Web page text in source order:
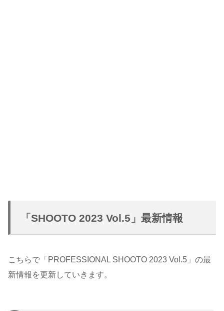
「SHOOTO 2023 Vol.5」最新情報
こちらで「PROFESSIONAL SHOOTO 2023 Vol.5」の最
新情報を更新していきます。